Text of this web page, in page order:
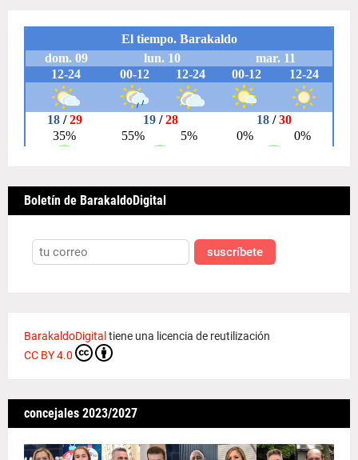
Boletín de BarakaldoDigital
suscríbete
BarakaldoDigital tiene una licencia de reutilización
CC BY 4.0
concejales 2023/2027